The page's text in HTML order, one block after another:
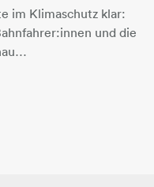
im Klimaschutz klar:
und die